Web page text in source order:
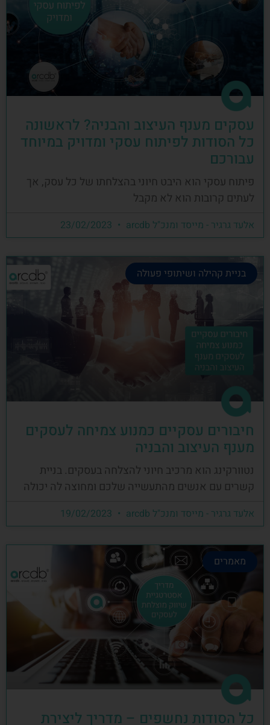
עסקים מענף העיצוב והבניה? לראשונה
כל הסודות לפיתוח עסקי ומדויק במיוחד
עבורכם
פיתוח עסקי הוא היבט חיוני בהצלחתו של כל עסק, אך
לעתים קרובות הוא לא מקבל
אלעד גרגיר - מייסד ומנכ"ל arcdb
בניית קהילה ושיתופי פעולה
חיבורים עסקיים כמנוע צמיחה לעסקים
מענף העיצוב והבניה
נטוורקינג הוא מרכיב חיוני להצלחה בעסקים. בניית
קשרים עם אנשים מהתעשייה שלכם ומחוצה לה יכולה
אלעד גרגיר - מייסד ומנכ"ל arcdb
מאמרים
כל הסודות נחשפים – מדריך ליצירת